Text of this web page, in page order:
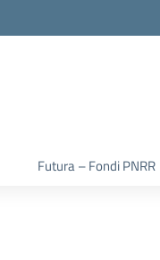
Futura – Fondi PNRR